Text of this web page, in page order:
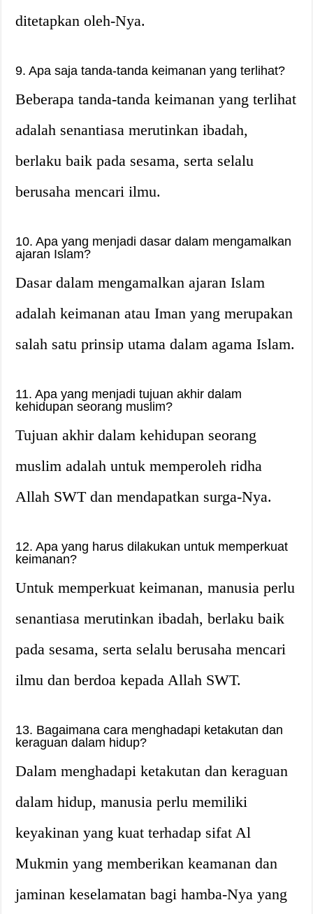
ditetapkan oleh-Nya.
9. Apa saja tanda-tanda keimanan yang terlihat?
Beberapa tanda-tanda keimanan yang terlihat
adalah senantiasa merutinkan ibadah,
berlaku baik pada sesama, serta selalu
berusaha mencari ilmu.
10. Apa yang menjadi dasar dalam mengamalkan
ajaran Islam?
Dasar dalam mengamalkan ajaran Islam
adalah keimanan atau Iman yang merupakan
salah satu prinsip utama dalam agama Islam.
11. Apa yang menjadi tujuan akhir dalam
kehidupan seorang muslim?
Tujuan akhir dalam kehidupan seorang
muslim adalah untuk memperoleh ridha
Allah SWT dan mendapatkan surga-Nya.
12. Apa yang harus dilakukan untuk memperkuat
keimanan?
Untuk memperkuat keimanan, manusia perlu
senantiasa merutinkan ibadah, berlaku baik
pada sesama, serta selalu berusaha mencari
ilmu dan berdoa kepada Allah SWT.
13. Bagaimana cara menghadapi ketakutan dan
keraguan dalam hidup?
Dalam menghadapi ketakutan dan keraguan
dalam hidup, manusia perlu memiliki
keyakinan yang kuat terhadap sifat Al
Mukmin yang memberikan keamanan dan
jaminan keselamatan bagi hamba-Nya yang